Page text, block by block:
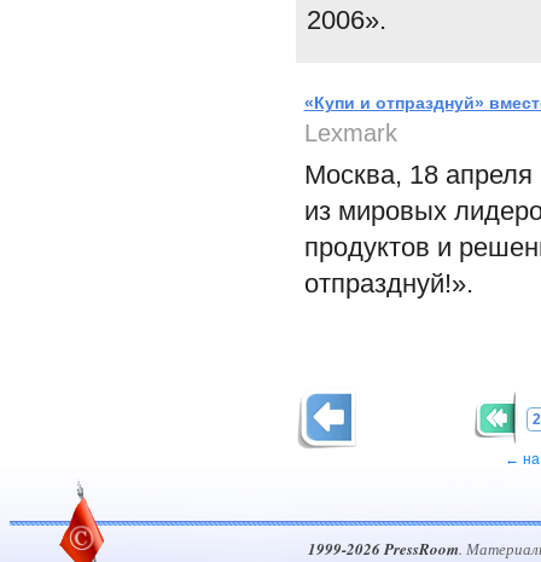
2006».
«Купи и отпразднуй»
Lexmark
Москва, 18
из мировых
продуктов и
отпразднуй!».
← на
1999-2026 PressRoom.